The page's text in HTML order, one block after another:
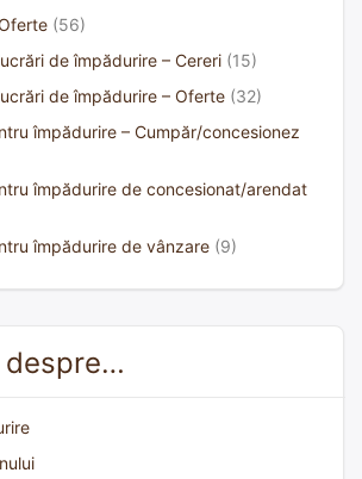
(56)
de împădurire – Cereri (15)
de împădurire – Oferte (32)
împădurire – Cumpăr/concesionez
împădurire de concesionat/arendat
împădurire de vânzare (9)
despre…